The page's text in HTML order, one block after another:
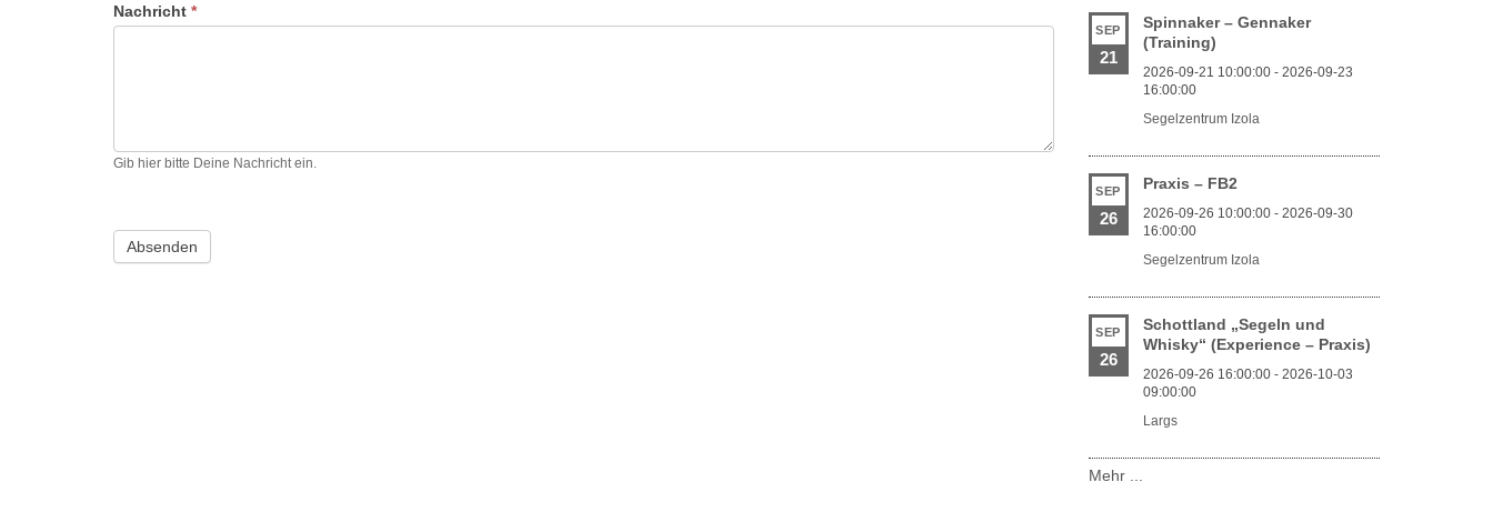
Nachricht *
Gib hier bitte Deine Nachricht ein.
SEP
21
Spinnaker – Gennaker
(Training)
2026-09-21 10:00:00 - 2026-09-23
16:00:00
Segelzentrum Izola
SEP
26
Praxis – FB2
2026-09-26 10:00:00 - 2026-09-30
16:00:00
Segelzentrum Izola
SEP
26
Schottland „Segeln und
Whisky“ (Experience – Praxis)
2026-09-26 16:00:00 - 2026-10-03
09:00:00
Largs
Mehr ...